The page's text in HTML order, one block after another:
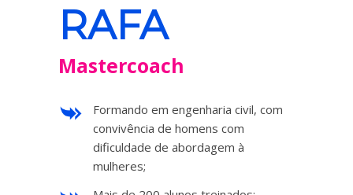
RAFA
Mastercoach
Formando em engenharia civil, com
convivência de homens com
dificuldade de abordagem à
mulheres;